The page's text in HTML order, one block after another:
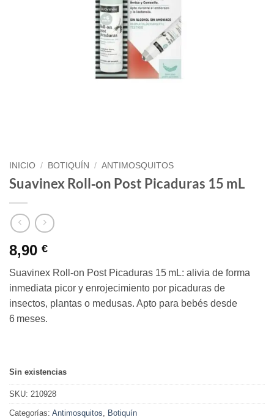
INICIO / BOTIQUÍN / ANTIMOSQUITOS
Suavinex Roll‑on Post Picaduras 15 mL
8,90 €
Suavinex Roll‑on Post Picaduras 15 mL: alivia de forma
inmediata picor y enrojecimiento por picaduras de
insectos, plantas o medusas. Apto para bebés desde
6 meses.
Sin existencias
SKU: 210928
Categorías: Antimosquitos, Botiquín